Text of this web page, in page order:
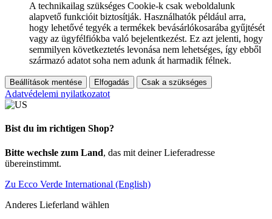
A technikailag szükséges Cookie-k csak weboldalunk
alapvető funkcióit biztosítják. Használhatók például arra,
hogy lehetővé tegyék a termékek bevásárlókosarába gyűjtését
vagy az ügyfélfiókba való bejelentkezést. Ez azt jelenti, hogy
semmilyen következtetés levonása nem lehetséges, így ebből
származó adatot soha nem adunk át harmadik félnek.
Beállítások mentése Elfogadás Csak a szükséges
Adatvédelemi nyilatkozatot
Bist du im richtigen Shop?
Bitte wechsle zum Land, das mit deiner Lieferadresse
übereinstimmt.
Zu Ecco Verde International (English)
Anderes Lieferland wählen